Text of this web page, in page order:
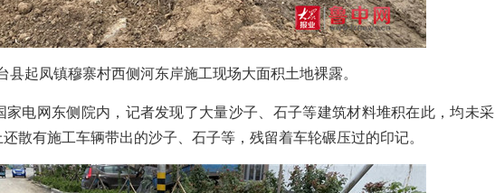
起凤镇穆寨村西侧河东岸施工现场大面积土地裸露。
网东侧院内，记者发现了大量沙子、石子等建筑材料堆积在此，均未采
散有施工车辆带出的沙子、石子等，残留着车轮碾压过的印记。